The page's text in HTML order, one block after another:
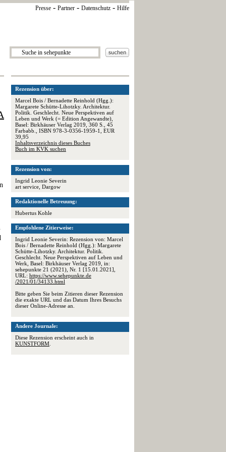
Presse - Partner - Datenschutz - Hilfe
Rezension über:
Marcel Bois / Bernadette Reinhold (Hgg.):
Margarete Schütte-Lihotzky. Architektur.
Politik. Geschlecht. Neue Perspektiven auf
Leben und Werk (= Edition Angewandte),
Basel: Birkhäuser Verlag 2019, 360 S., 45
Farbabb., ISBN 978-3-0356-1959-1, EUR
39,95
Inhaltsverzeichnis dieses Buches
Buch im KVK suchen
Rezension von:
Ingrid Leonie Severin
art service, Dargow
Redaktionelle Betreuung:
Hubertus Kohle
Empfohlene Zitierweise:
Ingrid Leonie Severin: Rezension von: Marcel
Bois / Bernadette Reinhold (Hgg.): Margarete
Schütte-Lihotzky. Architektur. Politik.
Geschlecht. Neue Perspektiven auf Leben und
Werk, Basel: Birkhäuser Verlag 2019, in:
sehepunkte 21 (2021), Nr. 1 [15.01.2021],
URL: https://www.sehepunkte.de
/2021/01/34133.html
Bitte geben Sie beim Zitieren dieser Rezension
die exakte URL und das Datum Ihres Besuchs
dieser Online-Adresse an.
Andere Journale:
Diese Rezension erscheint auch in
KUNSTFORM